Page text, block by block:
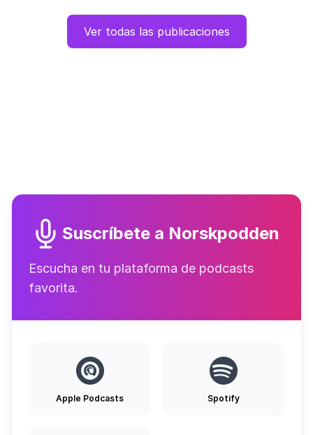
Ver todas las publicaciones
Suscríbete a Norskpodden
Escucha en tu plataforma de podcasts
favorita.
Apple Podcasts Spotify